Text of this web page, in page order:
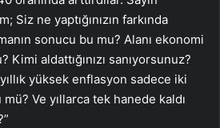
Siz ne yaptığınızın farkında
sonucu bu mu? Alanı ekonomi
Kimi aldattığınızı sanıyorsunuz?
yüksek enflasyon sadece iki
Ve yıllarca tek hanede kaldı